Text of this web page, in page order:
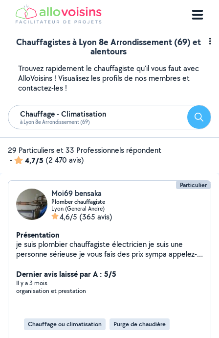
Chauffagistes à Lyon 8e Arrondissement (69) et
alentours
Trouvez rapidement le chauffagiste qu'il vous faut avec
AlloVoisins ! Visualisez les profils de nos membres et
contactez-les !
Chauffage - Climatisation
à Lyon 8e Arrondissement (69)
29 Particuliers et 33 Professionnels répondent
-
4,7/5 (2 470 avis)
Particulier
Moi69 bensaka
Plomber chauffagiste
Lyon (General Andre)
4,6/5 (365 avis)
Présentation
je suis plombier chauffagiste électricien je suis une
personne sérieuse je vous fais des prix sympa appelez-
Dernier avis laissé par A : 5/5
Il y a 3 mois
organisation et prestation
Chauffage ou climatisation Purge de chaudière